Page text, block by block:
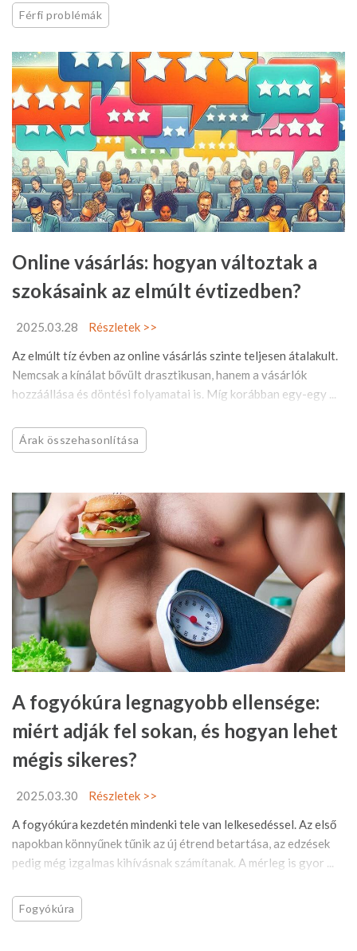
Férfi problémák
Online vásárlás: hogyan változtak a
szokásaink az elmúlt évtizedben?
2025.03.28
Részletek >>
Az elmúlt tíz évben az online vásárlás szinte teljesen átalakult.
Nemcsak a kínálat bővült drasztikusan, hanem a vásárlók
hozzáállása és döntési folyamatai is. Míg korábban egy-egy ...
Árak összehasonlítása
A fogyókúra legnagyobb ellensége:
miért adják fel sokan, és hogyan lehet
mégis sikeres?
2025.03.30
Részletek >>
A fogyókúra kezdetén mindenki tele van lelkesedéssel. Az első
napokban könnyűnek tűnik az új étrend betartása, az edzések
pedig még izgalmas kihívásnak számítanak. A mérleg is gyor ...
Fogyókúra